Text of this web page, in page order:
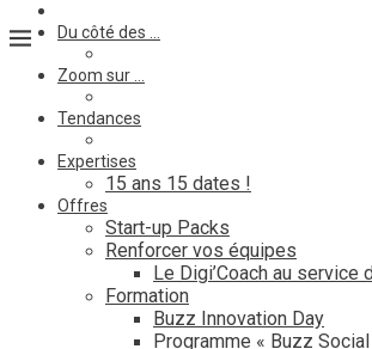
Du côté des …
Zoom sur …
Tendances
Expertises
15 ans 15 dates !
Offres
Start-up Packs
Renforcer vos équipes
Le Digi’Coach au service
Formation
Buzz Innovation Day
Programme « Buzz